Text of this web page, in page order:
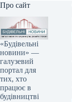
Про сайт
«Будівельні
новини» —
галузевий
портал для
тих, хто
працює в
будівництві